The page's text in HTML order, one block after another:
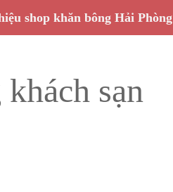
shop khăn bông Hải Phòng
sạn